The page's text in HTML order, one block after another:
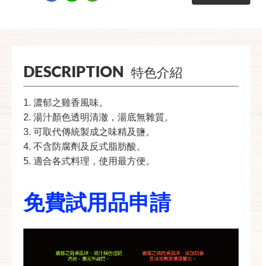
DESCRIPTION 特色介紹
1. 濃郁之雞香風味。
2. 湯汁顏色透明清澈，湯底無雜質。
3. 可取代傳統製成之味精及鹽。
4. 不含防腐劑及反式脂肪酸。
5. 適合各式料理，使用最方便。
免費試用品申請